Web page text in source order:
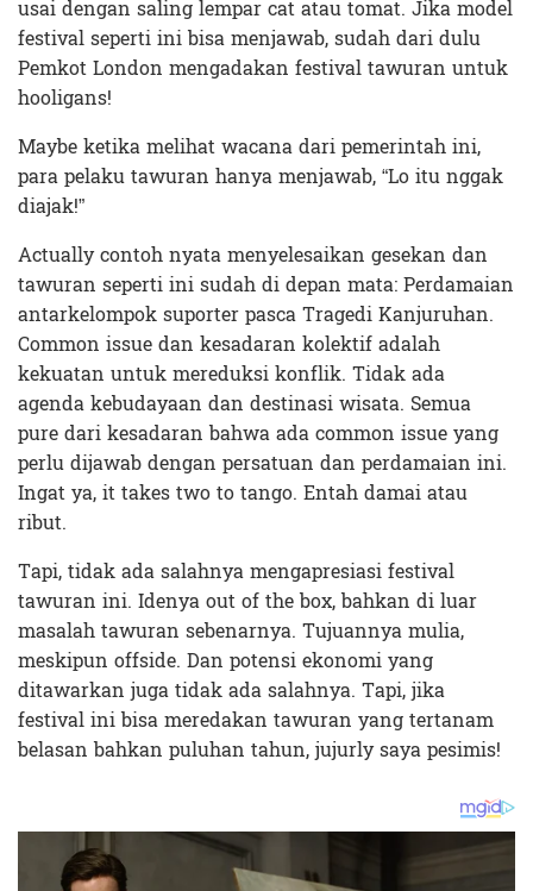
usai dengan saling lempar cat atau tomat. Jika model
festival seperti ini bisa menjawab, sudah dari dulu
Pemkot London mengadakan festival tawuran untuk
hooligans!
Maybe ketika melihat wacana dari pemerintah ini,
para pelaku tawuran hanya menjawab, “Lo itu nggak
diajak!”
Actually contoh nyata menyelesaikan gesekan dan
tawuran seperti ini sudah di depan mata: Perdamaian
antarkelompok suporter pasca Tragedi Kanjuruhan.
Common issue dan kesadaran kolektif adalah
kekuatan untuk mereduksi konflik. Tidak ada
agenda kebudayaan dan destinasi wisata. Semua
pure dari kesadaran bahwa ada common issue yang
perlu dijawab dengan persatuan dan perdamaian ini.
Ingat ya, it takes two to tango. Entah damai atau
ribut.
Tapi, tidak ada salahnya mengapresiasi festival
tawuran ini. Idenya out of the box, bahkan di luar
masalah tawuran sebenarnya. Tujuannya mulia,
meskipun offside. Dan potensi ekonomi yang
ditawarkan juga tidak ada salahnya. Tapi, jika
festival ini bisa meredakan tawuran yang tertanam
belasan bahkan puluhan tahun, jujurly saya pesimis!